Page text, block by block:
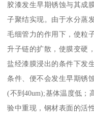
胶漆发生早期锈蚀与其成
子聚结实现。由于水分蒸
毛细管力的作用下，使粒
升子链的扩散，使膜变硬
盐经漆膜浸出的条件下发
条件、便不会发生早期锈
(不到40um);基体温度低；
验中重现，钢材表面的活